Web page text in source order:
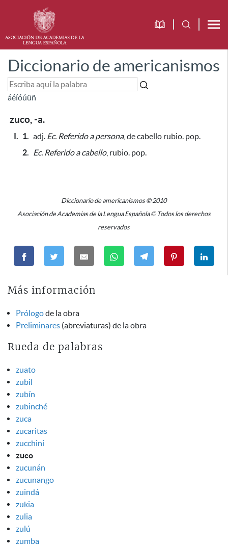
Diccionario de americanismos
áéíóúüñ
zuco, -a.
I. 1. adj. Ec. Referido a persona, de cabello rubio. pop.
2. Ec. Referido a cabello, rubio. pop.
Diccionario de americanismos © 2010
Asociación de Academias de la Lengua Española © Todos los derechos
reservados
Más información
Prólogode la obra
Preliminares (abreviaturas) de la obra
Rueda de palabras
zuato
zubil
zubín
zubinché
zuca
zucaritas
zucchini
zuco
zucunán
zucunango
zuindá
zukia
zulia
zulú
zumba